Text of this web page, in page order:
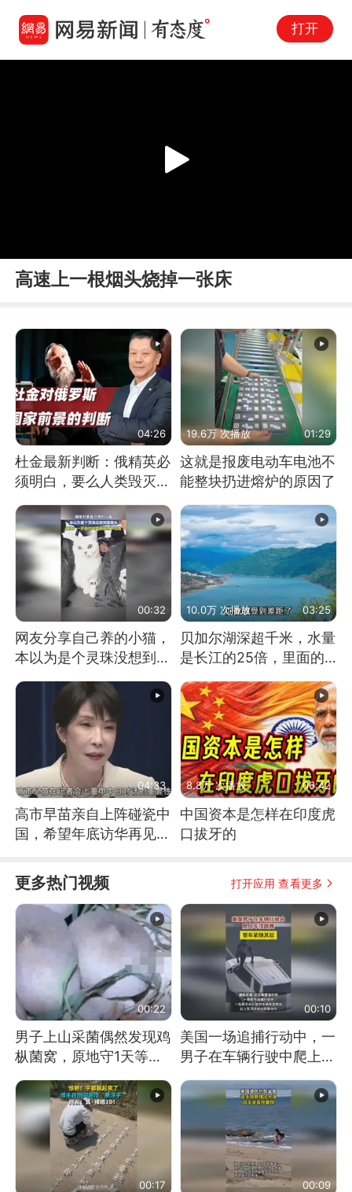
打开
Play
高速上一根烟头烧掉一张床
04:26
杜金最新判断：俄精英必
须明白，要么人类毁灭，
要么俄毁灭
19.6万 次播放 01:29
这就是报废电动车电池不
能整块扔进熔炉的原因了
00:32
网友分享自己养的小猫，
本以为是个灵珠没想到是
10.0万 次播放 03:25
贝加尔湖深超千米，水量
是长江的25倍，里面的
04:33
高市早苗亲自上阵碰瓷中
国，希望年底访华再见中
8.8万 次播放 06:42
中国资本是怎样在印度虎
口拔牙的
更多热门视频 打开应用 查看更多
00:22
男子上山采菌偶然发现鸡
枞菌窝，原地守1天等它
长大：挖了140多朵
00:10
美国一场追捕行动中，一
男子在车辆行驶中爬上车
顶跳舞。（新京报）
00:17 00:09